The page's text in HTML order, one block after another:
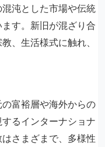
沌とした市場や伝統
す。新旧が混ざり合
、生活様式に触れ、
富裕層や海外からの
るインターナショナ
さまざまで、多様性